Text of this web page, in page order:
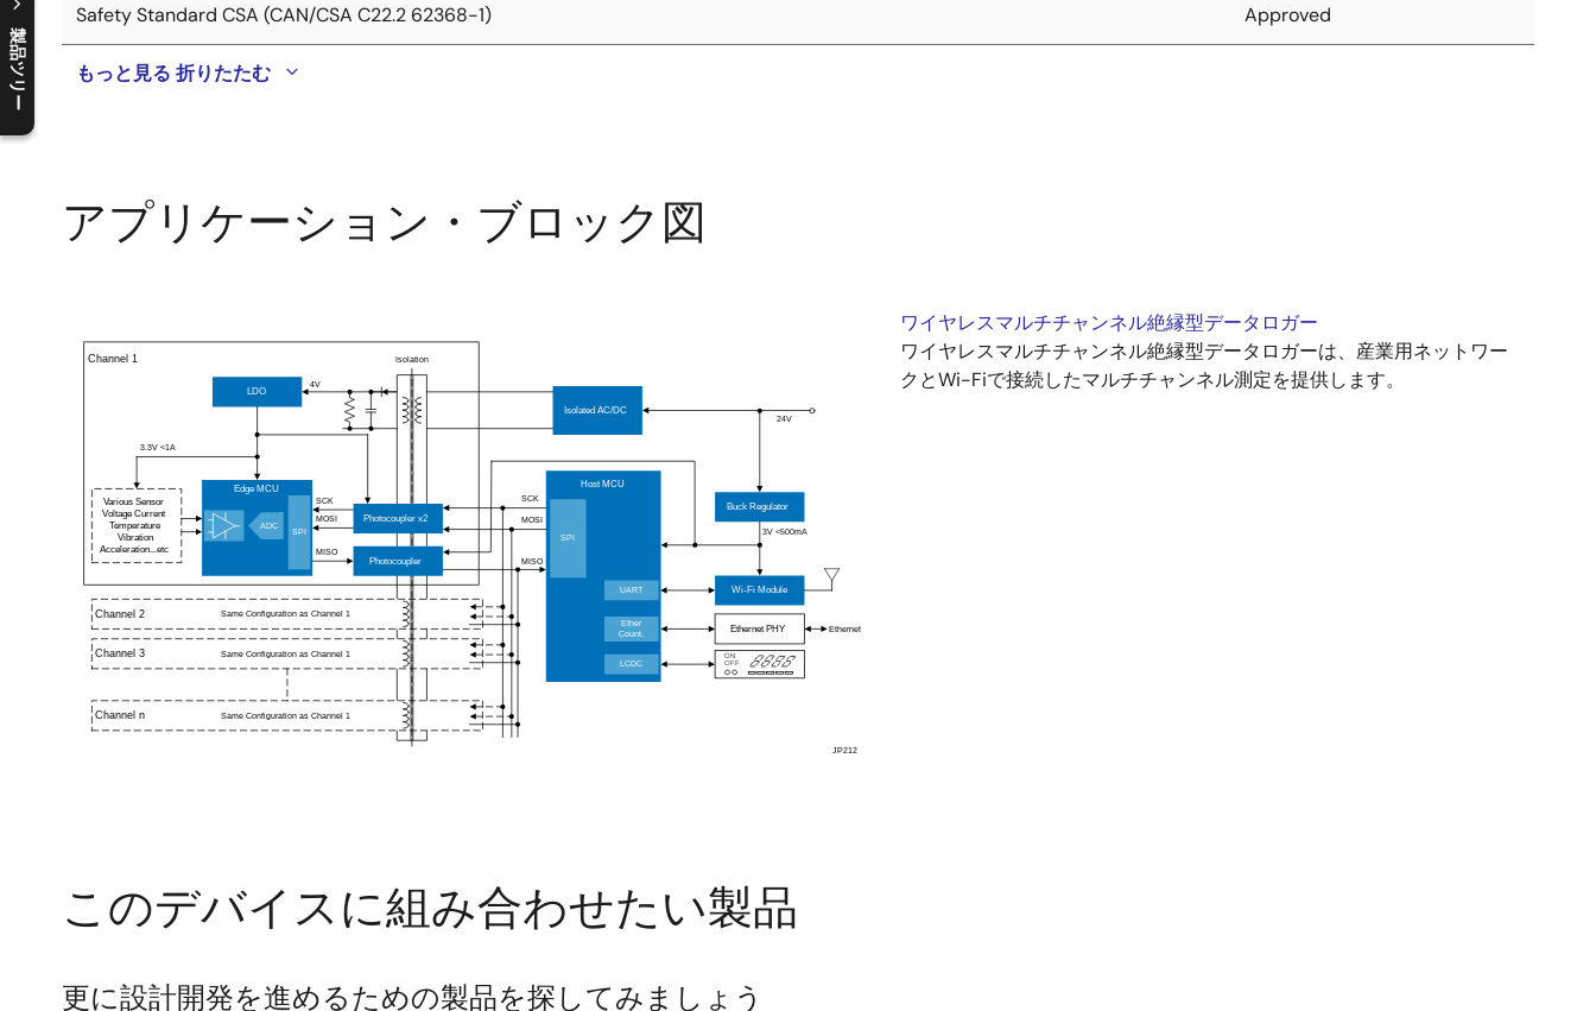
製品ツリー
C
l
o
s
e
p
r
o
d
u
c
t
t
r
e
e
m
e
n
O
p
e
n
p
r
o
d
u
c
t
t
r
e
e
m
e
n
Safety Standard CSA (CAN/CSA C22.2 62368-1) Approved
もっと見る 折りたたむ
アプリケーション・ブロック図
ワイヤレスマルチチャンネル絶縁型データロガー
ワイヤレスマルチチャンネル絶縁型データロガーは、産業用ネットワー
クとWi-Fiで接続したマルチチャンネル測定を提供します。
このデバイスに組み合わせたい製品
更に設計開発を進めるための製品を探してみましょう